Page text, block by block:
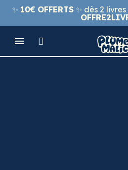
✨ 10€ OFFERTS ✨ dès 2